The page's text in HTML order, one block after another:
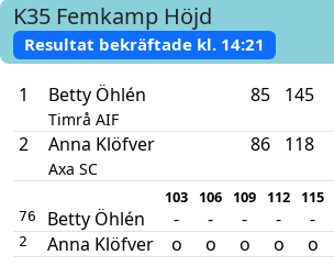
K35 Femkamp Höjd
Resultat bekräftade kl. 14:21
1 Betty Öhlén
Timrå AIF
85 145
2 Anna Klöfver
Axa SC
86 118
103 106 109 112 115
76 Betty Öhlén - - - - -
2 Anna Klöfver o o o o o